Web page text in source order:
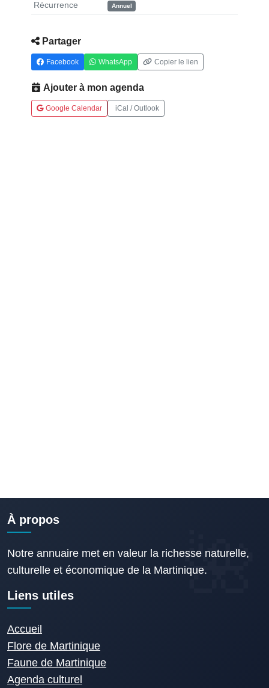
Récurrence Annuel
Partager
Facebook WhatsApp Copier le lien
Ajouter à mon agenda
Google Calendar iCal / Outlook
À propos
Notre annuaire met en valeur la richesse naturelle,
culturelle et économique de la Martinique.
Liens utiles
Accueil
Flore de Martinique
Faune de Martinique
Agenda culturel